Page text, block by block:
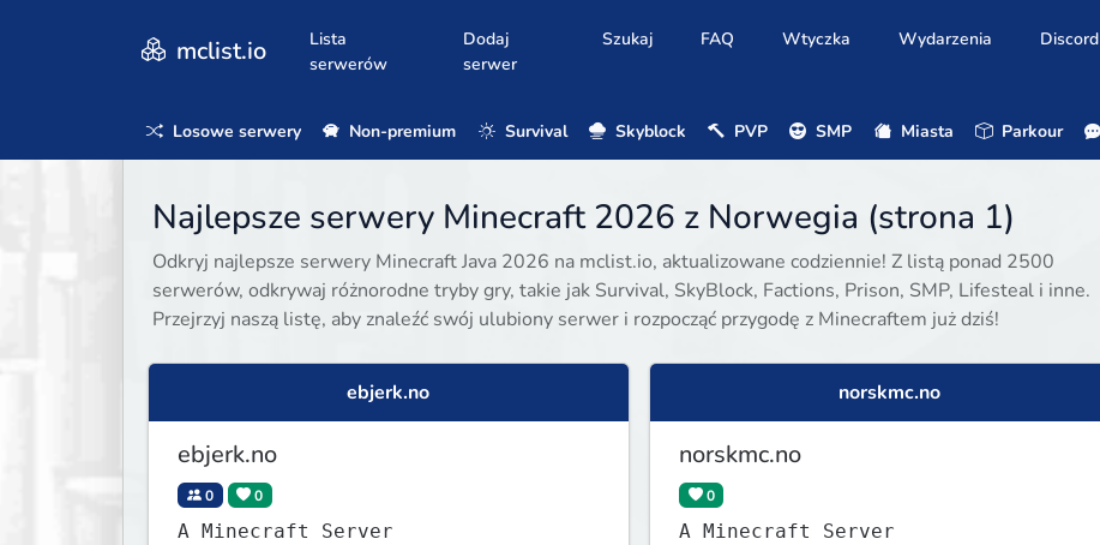
mclist.io
Lista
serwerów
Dodaj
serwer
Szukaj FAQ Wtyczka Wydarzenia Discord
Losowe serwery Non-premium Survival Skyblock PVP SMP Miasta Parkour
Najlepsze serwery Minecraft 2026 z Norwegia (strona 1)
Odkryj najlepsze serwery Minecraft Java 2026 na mclist.io, aktualizowane codziennie! Z listą ponad 2500
serwerów, odkrywaj różnorodne tryby gry, takie jak Survival, SkyBlock, Factions, Prison, SMP, Lifesteal i inne.
Przejrzyj naszą listę, aby znaleźć swój ulubiony serwer i rozpocząć przygodę z Minecraftem już dziś!
ebjerk.no
ebjerk.no
0 0
A Minecraft Server
norskmc.no
norskmc.no
0
A Minecraft Server